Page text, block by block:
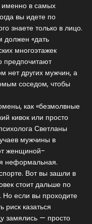
именно в самых
вы идете по
знаете только в лицо.
должен «дать
многоэтажек
предпочитают
нет других мужчин, а
соседом, чтобы
как «безмолвные
кивок или просто
Светланы
мужчины в
женщиной-
неформальная.
Вот вы зашли в
стоит дальше по
Но если вы проходите
казаться
замялись — просто